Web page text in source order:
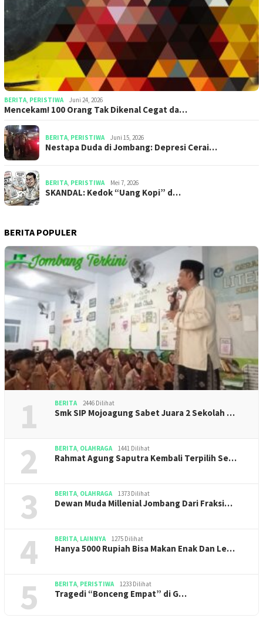
BERITA PERISTIWA Juni 24, 2026
Mencekam! 100 Orang Tak Dikenal Cegat da…
BERITA PERISTIWA Juni 15, 2026
​​Nestapa Duda di Jombang: Depresi Cerai…
BERITA PERISTIWA Mei 7, 2026
SKANDAL: Kedok “Uang Kopi” d…
BERITA POPULER
1 BERITA 2446 Dilihat
Smk SIP Mojoagung Sabet Juara 2 Sekolah …
2 BERITA, OLAHRAGA 1441 Dilihat
Rahmat Agung Saputra Kembali Terpilih Se…
3 BERITA, OLAHRAGA 1373 Dilihat
Dewan Muda Millenial Jombang Dari Fraksi…
4 BERITA, LAINNYA 1275 Dilihat
Hanya 5000 Rupiah Bisa Makan Enak Dan Le…
5 BERITA, PERISTIWA 1233 Dilihat
Tragedi “Bonceng Empat” di G…